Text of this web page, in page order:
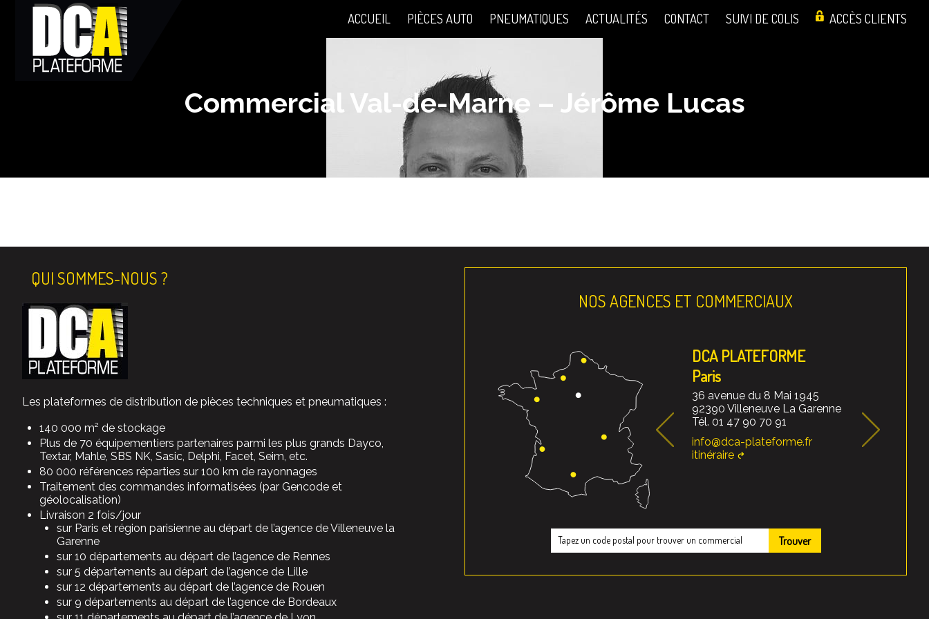
ACCUEIL PIÈCES AUTO PNEUMATIQUES ACTUALITÉS CONTACT SUIVI DE COLIS ACCÈS CLIENTS
Commercial Val-de-Marne – Jérôme Lucas
QUI SOMMES-NOUS ?
Les plateformes de distribution de pièces techniques et pneumatiques :
140 000 m² de stockage
Plus de 70 équipementiers partenaires parmi les plus grands Dayco,
Textar, Mahle, SBS NK, Sasic, Delphi, Facet, Seim, etc.
80 000 références réparties sur 100 km de rayonnages
Traitement des commandes informatisées (par Gencode et
géolocalisation)
Livraison 2 fois/jour
sur Paris et région parisienne au départ de l’agence de Villeneuve la
Garenne
sur 10 départements au départ de l’agence de Rennes
sur 5 départements au départ de l’agence de Lille
sur 12 départements au départ de l’agence de Rouen
sur 9 départements au départ de l’agence de Bordeaux
NOS AGENCES ET COMMERCIAUX
DCA PLATEFORME
Paris
36 avenue du 8 Mai 1945
92390 Villeneuve La Garenne
Tél. 01 47 90 70 91
info@dca-plateforme.fr
itinéraire
Trouver